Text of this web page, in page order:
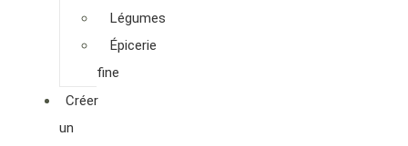
Légumes
Épicerie
fine
Créer
un